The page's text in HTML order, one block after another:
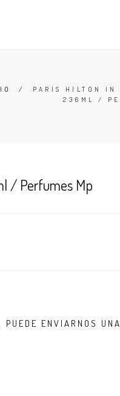
/
PARIS HILTON IN
236ML /
/ Perfumes Mp
ENVIARNOS